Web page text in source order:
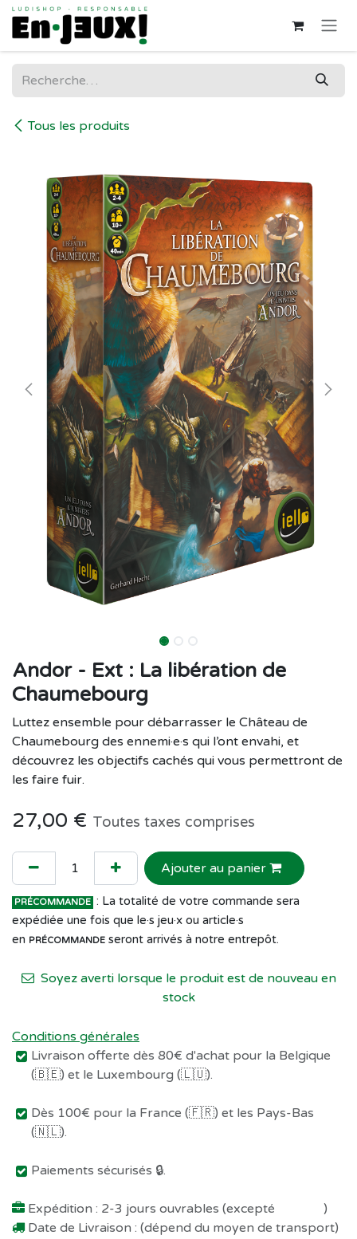
Se rendre au contenu
Tous les produits
Andor - Ext : La libération de
Chaumebourg
Luttez ensemble pour débarrasser le Château de
Chaumebourg des ennemi·e·s qui l’ont envahi, et
découvrez les objectifs cachés qui vous permettront de
les faire fuir.
27,00 € Toutes taxes comprises
Ajouter au panier
PRÉCOMMANDE : La totalité de votre commande sera
expédiée une fois que le·s jeu·x ou article·s
en PRÉCOMMANDE seront arrivés à notre entrepôt.
Soyez averti lorsque le produit est de nouveau en
stock
Conditions générales
Livraison offerte dès 80€ d'achat pour la Belgique
(🇧🇪) et le Luxembourg (🇱🇺).
Dès 100€ pour la France (🇫🇷) et les Pays-Bas
(🇳🇱).
Paiements sécurisés 🔒.
Expédition : 2-3 jours ouvrables (excepté
)
Date de Livraison : (dépend du moyen de transport)